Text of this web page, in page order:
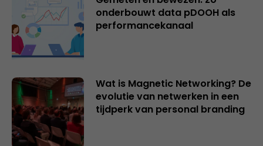
onderbouwt data pDOOH als
performancekanaal
Wat is Magnetic Networking? De
evolutie van netwerken in een
tijdperk van personal branding